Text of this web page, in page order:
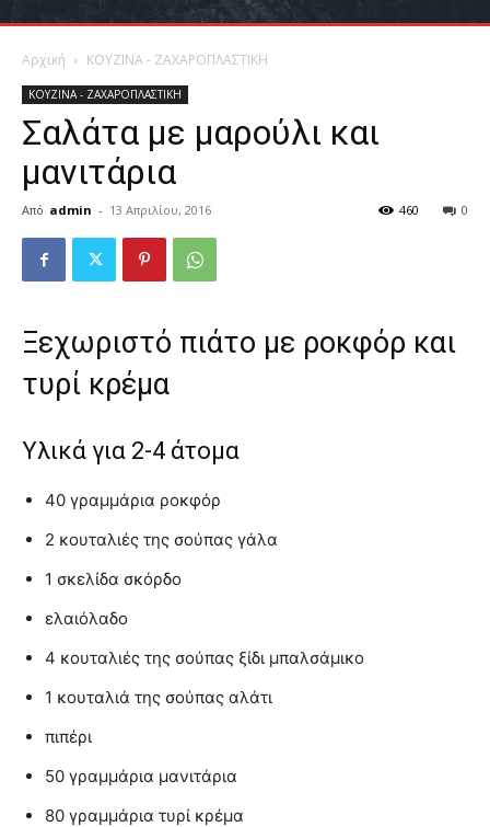
Αρχική ΚΟΥΖΙΝΑ - ΖΑΧΑΡΟΠΛΑΣΤΙΚΗ
ΚΟΥΖΙΝΑ - ΖΑΧΑΡΟΠΛΑΣΤΙΚΗ
Σαλάτα με μαρούλι και
μανιτάρια
Από admin - 13 Απριλίου, 2016 0
460
Ξεχωριστό πιάτο με ροκφόρ και
τυρί κρέμα
Υλικά για 2-4 άτομα
40 γραμμάρια ροκφόρ
2 κουταλιές της σούπας γάλα
1 σκελίδα σκόρδο
ελαιόλαδο
4 κουταλιές της σούπας ξίδι μπαλσάμικο
1 κουταλιά της σούπας αλάτι
πιπέρι
50 γραμμάρια μανιτάρια
80 γραμμάρια τυρί κρέμα